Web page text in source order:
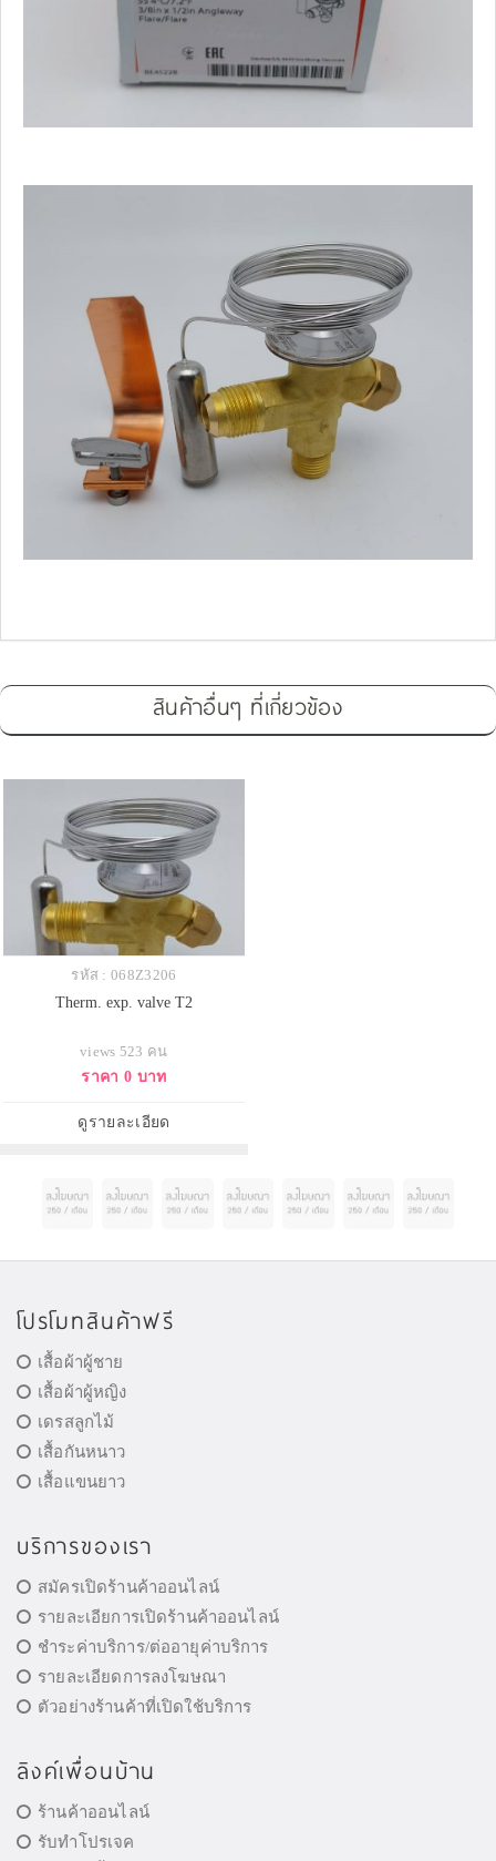
สินค้าอื่นๆ ที่เกี่ยวข้อง
รหัส : 068Z3206
Therm. exp. valve T2
views 523 คน
ราคา 0 บาท
ดูรายละเอียด
โปรโมทสินค้าฟรี
เสื้อผ้าผู้ชาย
เสื้อผ้าผู้หญิง
เดรสลูกไม้
เสื้อกันหนาว
เสื้อแขนยาว
บริการของเรา
สมัครเปิดร้านค้าออนไลน์
รายละเอียการเปิดร้านค้าออนไลน์
ชำระค่าบริการ/ต่ออายุค่าบริการ
รายละเอียดการลงโฆษณา
ตัวอย่างร้านค้าที่เปิดใช้บริการ
ลิงค์เพื่อนบ้าน
ร้านค้าออนไลน์
รับทำโปรเจค